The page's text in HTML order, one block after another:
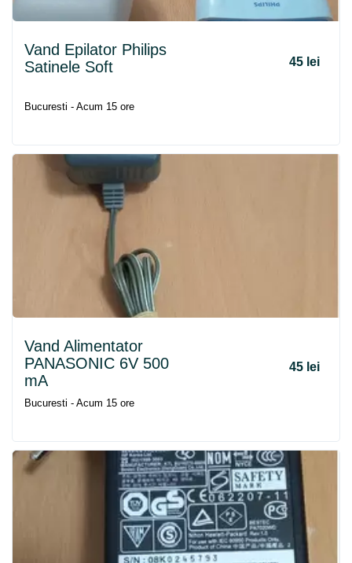
Vand Epilator Philips
Satinele Soft
45 lei
Bucuresti - Acum 15 ore
Vand Alimentator
PANASONIC 6V 500
mA
45 lei
Bucuresti - Acum 15 ore